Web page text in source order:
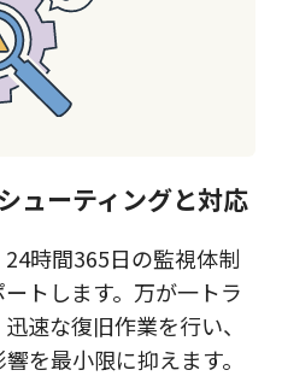
ューティングと対応
時間365日の監視体制
トします。万が一トラ
速な復旧作業を行い、
を最小限に抑えます。